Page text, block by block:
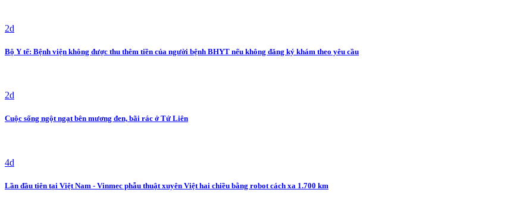
2d
Bộ Y tế: Bệnh viện không được thu thêm tiền của người bệnh BHYT nếu không đăng ký khám theo yêu cầu
2d
Cuộc sống ngột ngạt bên mương đen, bãi rác ở Tứ Liên
4d
Lần đầu tiên tại Việt Nam - Vinmec phẫu thuật xuyên Việt hai chiều bằng robot cách xa 1.700 km